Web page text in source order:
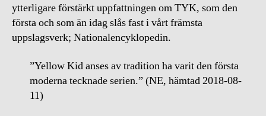
ytterligare förstärkt uppfattningen om TYK, som den
första och som än idag slås fast i vårt främsta
uppslagsverk; Nationalencyklopedin.
”Yellow Kid anses av tradition ha varit den första
moderna tecknade serien.” (NE, hämtad 2018-08-
11)